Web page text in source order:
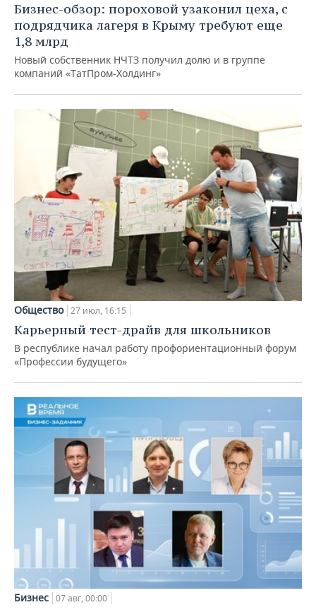
Бизнес-обзор: пороховой узаконил цеха, с
подрядчика лагеря в Крыму требуют еще
1,8 млрд
Новый собственник НЧТЗ получил долю и в группе
компаний «ТатПром-Холдинг»
Общество 27 июл, 16:15
Карьерный тест-драйв для школьников
В республике начал работу профориентационный форум
«Профессии будущего»
Бизнес 07 авг, 00:00